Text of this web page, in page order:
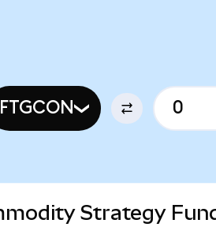
FTGCON
Strategy